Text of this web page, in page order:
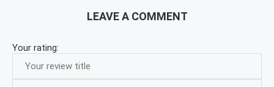
LEAVE A COMMENT
Your rating: